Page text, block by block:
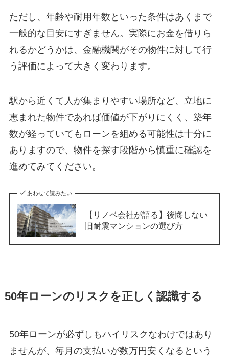
ただし、年齢や耐用年数といった条件はあくまで
一般的な目安にすぎません。実際にお金を借りら
れるかどうかは、金融機関がその物件に対して行
う評価によって大きく変わります。
駅から近くて人が集まりやすい場所など、立地に
恵まれた物件であれば価値が下がりにくく、築年
数が経っていてもローンを組める可能性は十分に
ありますので、物件を探す段階から慎重に確認を
進めてみてください。
あわせて読みたい
【リノベ会社が語る】後悔しない
旧耐震マンションの選び方
50年ローンのリスクを正しく認識する
50年ローンが必ずしもハイリスクなわけではあり
ませんが、毎月の支払いが数万円安くなるという